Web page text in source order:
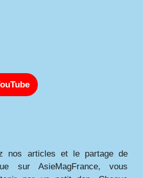
nos articles et le partage de
sur AsieMagFrance, vous